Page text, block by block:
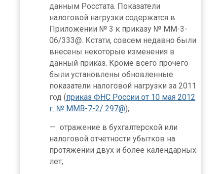
данным Росстата. Показатели
налоговой нагрузки содержатся в
Приложении № 3 к приказу № ММ-3-
06/333@. Кстати, совсем недавно были
внесены некоторые изменения в
данный приказ. Кроме всего прочего
были установлены обновленные
показатели налоговой нагрузки за 2011
год (приказ ФНС России от 10 мая 2012
г. № ММВ-7-2/ 297@);
отражение в бухгалтерской или
налоговой отчетности убытков на
протяжении двух и более календарных
лет;